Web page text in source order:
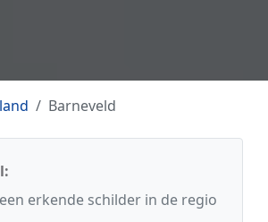
Barneveld
erkende schilder in de regio